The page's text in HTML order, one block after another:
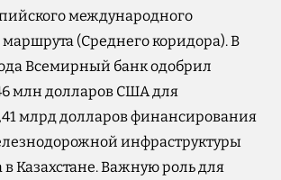
международного
(Среднего коридора). В
Всемирный банк одобрил
млн долларов США для
млрд долларов финансирования
инфраструктуры
в Казахстане. Важную роль для